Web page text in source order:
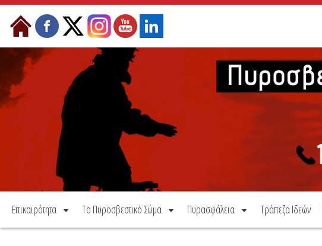
Μετάβαση στο περιεχόμενο
Επικαιρότητα Το Πυροσβεστικό Σώμα Πυρασφάλεια Τράπεζα Ιδεών